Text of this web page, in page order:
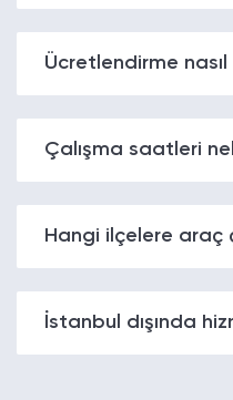
Ücretlendirme
Çalışma saatleri
Hangi ilçelere araç
İstanbul dışında